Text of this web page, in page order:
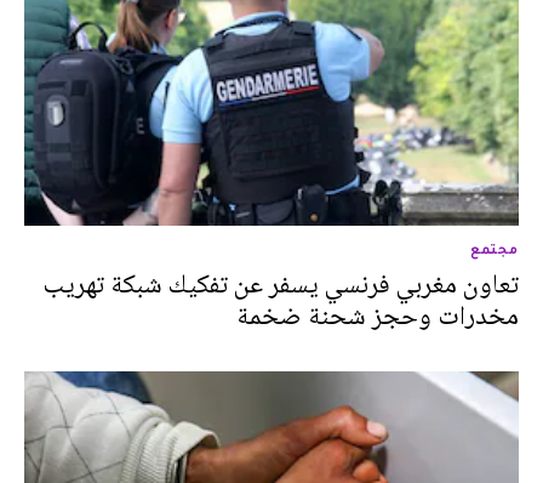
مجتمع
تعاون مغربي فرنسي يسفر عن تفكيك شبكة تهريب
مخدرات وحجز شحنة ضخمة